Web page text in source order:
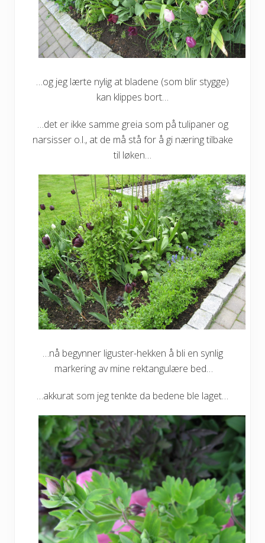
…og jeg lærte nylig at bladene (som blir stygge)
kan klippes bort…
…det er ikke samme greia som på tulipaner og
narsisser o.l., at de må stå for å gi næring tilbake
til løken…
…nå begynner liguster-hekken å bli en synlig
markering av mine rektangulære bed…
…akkurat som jeg tenkte da bedene ble laget…